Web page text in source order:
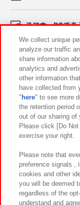
スマホ・PCであ
イベント・キャ
関連会社
プライバシーポリシ
お取引先さ
カスタマーハラスメン
We collect unique
analyze our traffic
share information
analytics and
other information
have collected from
" here" to see more
the retention period
out of our sharing of
Please click [Do
exercise your right.
Please note that
preference signals ,
cookies and other
you will be deemed
regardless of the
understand and